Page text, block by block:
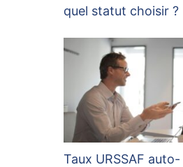
quel statut choisir ?
Taux URSSAF auto-